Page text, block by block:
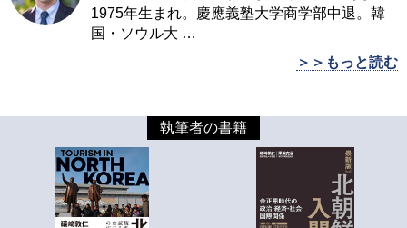
1975年生まれ。慶應義塾大学商学部中退。韓
国・ソウル大 …
＞＞もっと読む
執筆者の書籍